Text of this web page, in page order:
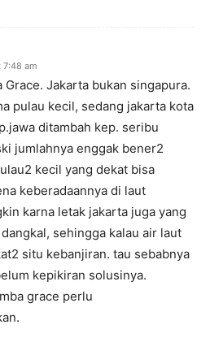
7:48 am
Grace. Jakarta bukan singapura.
pulau kecil, sedang jakarta kota
ditambah kep. seribu
jumlahnya enggak bener2
kecil yang dekat bisa
keberadaannya di laut
karna letak jakarta juga yang
sehingga kalau air laut
situ kebanjiran. tau sebabnya
kepikiran solusinya.
grace perlu